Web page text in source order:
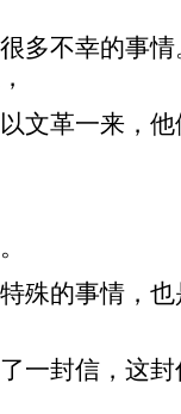
多不幸的事
文革一来，
殊的事情，
一封信，这